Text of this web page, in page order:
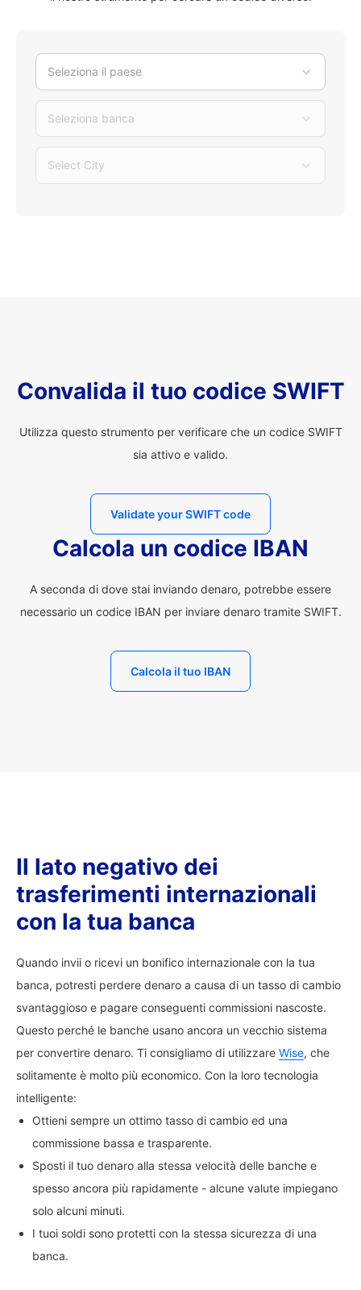
Seleziona il paese
Seleziona banca
Select City
Convalida il tuo codice SWIFT
Utilizza questo strumento per verificare che un codice SWIFT
sia attivo e valido.
Validate your SWIFT code
Calcola un codice IBAN
A seconda di dove stai inviando denaro, potrebbe essere
necessario un codice IBAN per inviare denaro tramite SWIFT.
Calcola il tuo IBAN
Il lato negativo dei
trasferimenti internazionali
con la tua banca
Quando invii o ricevi un bonifico internazionale con la tua
banca, potresti perdere denaro a causa di un tasso di cambio
svantaggioso e pagare conseguenti commissioni nascoste.
Questo perché le banche usano ancora un vecchio sistema
per convertire denaro. Ti consigliamo di utilizzare Wise, che
solitamente è molto più economico. Con la loro tecnologia
intelligente:
Ottieni sempre un ottimo tasso di cambio ed una
commissione bassa e trasparente.
Sposti il tuo denaro alla stessa velocità delle banche e
spesso ancora più rapidamente - alcune valute impiegano
solo alcuni minuti.
I tuoi soldi sono protetti con la stessa sicurezza di una
banca.